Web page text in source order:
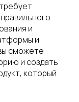
и
и
сможете
и создать
который